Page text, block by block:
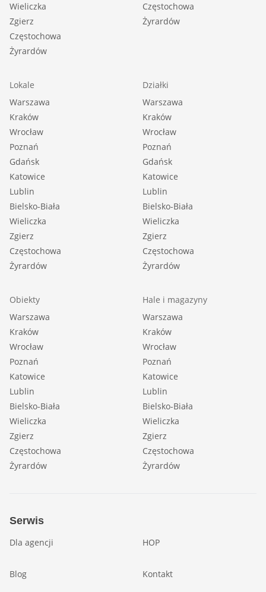
Wieliczka
Zgierz
Częstochowa
Żyrardów
Częstochowa
Żyrardów
Lokale
Warszawa
Kraków
Wrocław
Poznań
Gdańsk
Katowice
Lublin
Bielsko-Biała
Wieliczka
Zgierz
Częstochowa
Żyrardów
Działki
Warszawa
Kraków
Wrocław
Poznań
Gdańsk
Katowice
Lublin
Bielsko-Biała
Wieliczka
Zgierz
Częstochowa
Żyrardów
Obiekty
Warszawa
Kraków
Wrocław
Poznań
Katowice
Lublin
Bielsko-Biała
Wieliczka
Zgierz
Częstochowa
Żyrardów
Hale i magazyny
Warszawa
Kraków
Wrocław
Poznań
Katowice
Lublin
Bielsko-Biała
Wieliczka
Zgierz
Częstochowa
Żyrardów
Serwis
Dla agencji HOP
Blog Kontakt